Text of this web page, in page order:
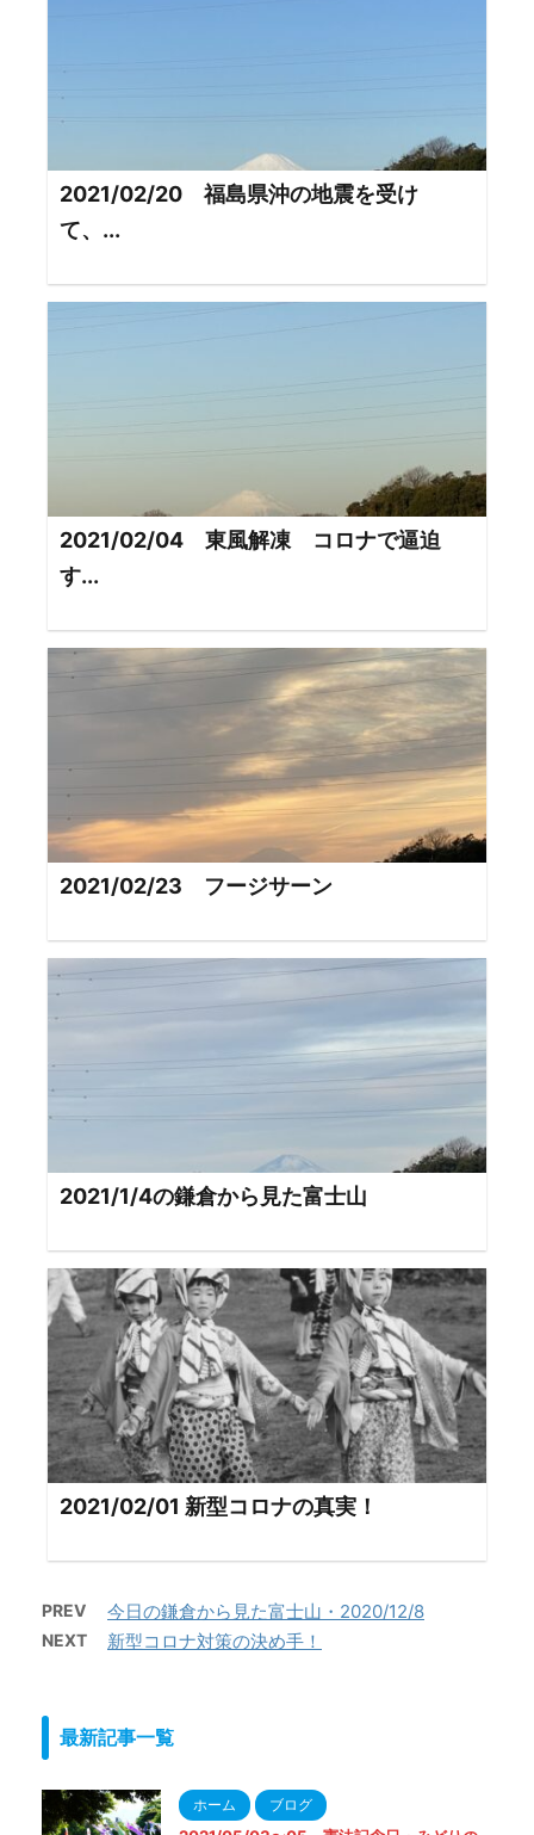
2021/02/20 福島県沖の地震を受け
て、...
2021/02/04 東風解凍 コロナで逼迫
す...
2021/02/23 フージサーン
2021/1/4の鎌倉から見た富士山
2021/02/01 新型コロナの真実！
PREV 今日の鎌倉から見た富士山・2020/12/8
NEXT 新型コロナ対策の決め手！
最新記事一覧
ホーム ブログ